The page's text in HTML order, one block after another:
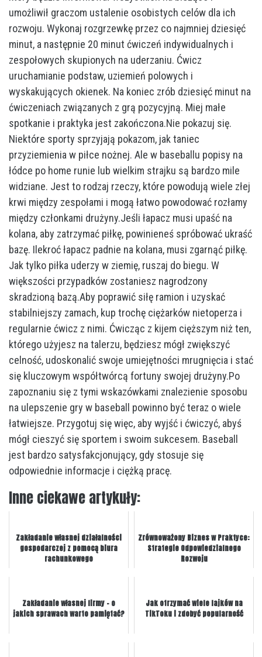
umożliwił graczom ustalenie osobistych celów dla ich
rozwoju. Wykonaj rozgrzewkę przez co najmniej dziesięć
minut, a następnie 20 minut ćwiczeń indywidualnych i
zespołowych skupionych na uderzaniu. Ćwicz
uruchamianie podstaw, uziemień polowych i
wyskakujących okienek. Na koniec zrób dziesięć minut na
ćwiczeniach związanych z grą pozycyjną. Miej małe
spotkanie i praktyka jest zakończona.Nie pokazuj się.
Niektóre sporty sprzyjają pokazom, jak taniec
przyziemienia w piłce nożnej. Ale w baseballu popisy na
łódce po home runie lub wielkim strajku są bardzo mile
widziane. Jest to rodzaj rzeczy, które powodują wiele złej
krwi między zespołami i mogą łatwo powodować rozłamy
między członkami drużyny.Jeśli łapacz musi upaść na
kolana, aby zatrzymać piłkę, powinieneś spróbować ukraść
bazę. Ilekroć łapacz padnie na kolana, musi zgarnąć piłkę.
Jak tylko piłka uderzy w ziemię, ruszaj do biegu. W
większości przypadków zostaniesz nagrodzony
skradzioną bazą.Aby poprawić siłę ramion i uzyskać
stabilniejszy zamach, kup trochę ciężarków nietoperza i
regularnie ćwicz z nimi. Ćwicząc z kijem cięższym niż ten,
którego użyjesz na talerzu, będziesz mógł zwiększyć
celność, udoskonalić swoje umiejętności mrugnięcia i stać
się kluczowym współtwórcą fortuny swojej drużyny.Po
zapoznaniu się z tymi wskazówkami znalezienie sposobu
na ulepszenie gry w baseball powinno być teraz o wiele
łatwiejsze. Przygotuj się więc, aby wyjść i ćwiczyć, abyś
mógł cieszyć się sportem i swoim sukcesem. Baseball
jest bardzo satysfakcjonujący, gdy stosuje się
odpowiednie informacje i ciężką pracę.
Inne ciekawe artykuły:
Zakładanie własnej działalności
gospodarczej z pomocą biura
rachunkowego
Zrównoważony Biznes w Praktyce:
Strategie Odpowiedzialnego
Rozwoju
Zakładanie własnej firmy – o
jakich sprawach warto pamiętać?
Jak otrzymać wiele lajków na
TikToku i zdobyć popularność